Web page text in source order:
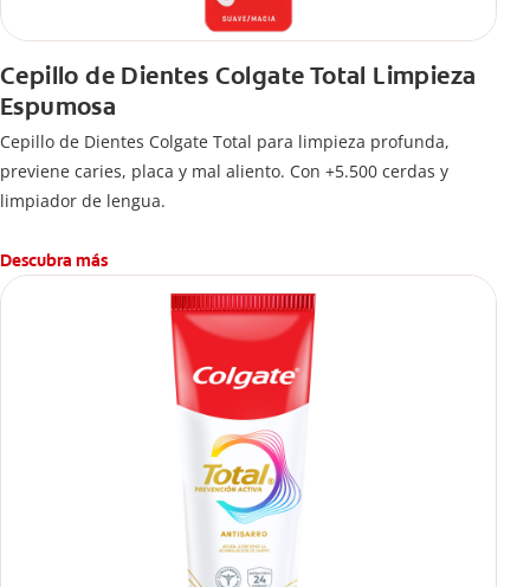
Cepillo de Dientes Colgate Total Limpieza
Espumosa
Cepillo de Dientes Colgate Total para limpieza profunda,
previene caries, placa y mal aliento. Con +5.500 cerdas y
limpiador de lengua.
Descubra más